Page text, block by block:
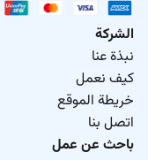
الشركة
نبذة عنا
كيف نعمل
خريطة الموقع
اتصل بنا
باحث عن عمل